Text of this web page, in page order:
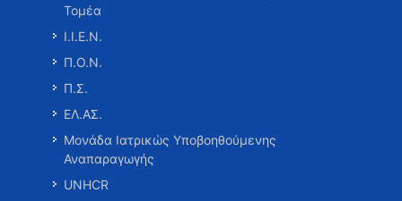
Τομέα
Ι.Ι.Ε.Ν.
Π.Ο.Ν.
Π.Σ.
ΕΛ.ΑΣ.
Μονάδα Ιατρικώς Υποβοηθούμενης
Αναπαραγωγής
UNHCR